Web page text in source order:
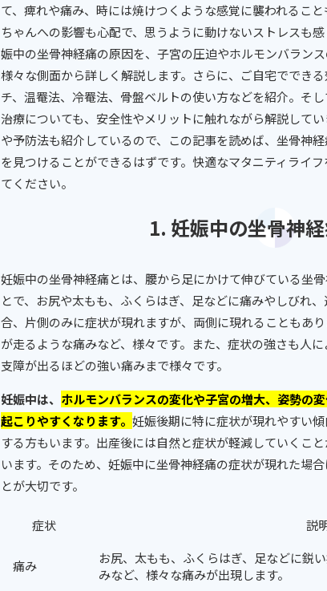
て、痺れや痛み、時には焼けつくような感覚に襲われるこ
ちゃんへの影響も心配で、思うように動けないストレスも
娠中の坐骨神経痛の原因を、子宮の圧迫やホルモンバラン
様々な側面から詳しく解説します。さらに、ご自宅ででき
チ、温罨法、冷罨法、骨盤ベルトの使い方などを紹介。そ
治療についても、安全性やメリットに触れながら解説して
や予防法も紹介しているので、この記事を読めば、坐骨神
を見つけることができるはずです。快適なマタニティライ
てください。
1. 妊娠中の坐骨神
妊娠中の坐骨神経痛とは、腰から足にかけて伸びている坐
とで、お尻や太もも、ふくらはぎ、足などに痛みやしびれ
合、片側のみに症状が現れますが、両側に現れることもあ
が走るような痛みなど、様々です。また、症状の強さも人
支障が出るほどの強い痛みまで様々です。
妊娠中は、 ホルモンバランスの変化や子宮の増大、姿勢の
起こりやすくなります。 妊娠後期に特に症状が現れやすい
する方もいます。出産後には自然と症状が軽減していくこ
います。そのため、妊娠中に坐骨神経痛の症状が現れた場
とが大切です。
症状 説
痛み
お尻、太もも、ふくらはぎ、足などに鋭
みなど、様々な痛みが出現します。